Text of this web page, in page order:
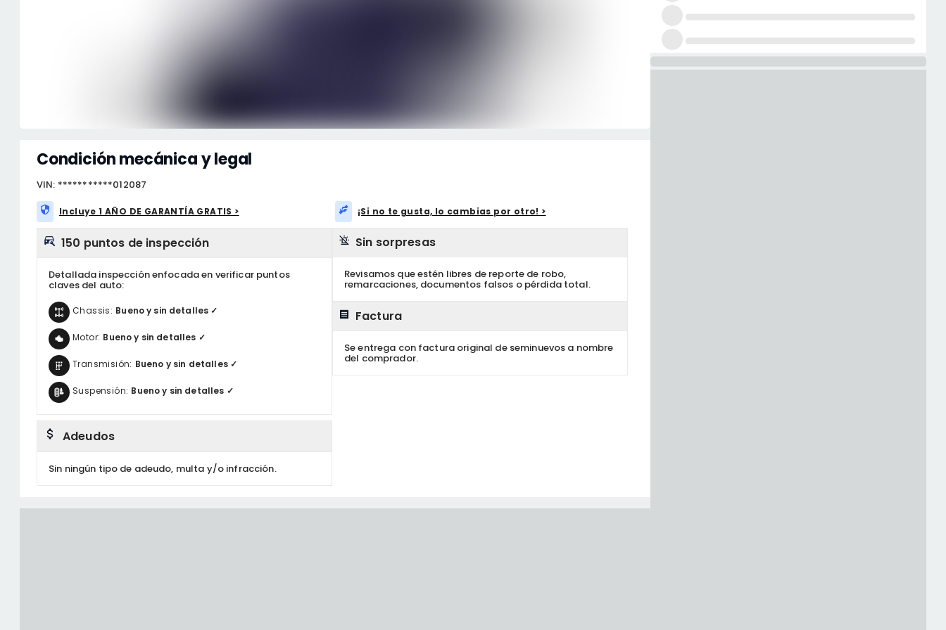
Condición mecánica y legal
VIN: ***********012087
Incluye 1 AÑO DE GARANTÍA GRATIS > ¡Si no te gusta, lo cambias por otro! >
150 puntos de inspección
Detallada inspección enfocada en verificar puntos
claves del auto:
Chassis: Bueno y sin detalles ✓
Motor: Bueno y sin detalles ✓
Transmisión: Bueno y sin detalles ✓
Suspensión: Bueno y sin detalles ✓
Adeudos
Sin ningún tipo de adeudo, multa y/o infracción.
Sin sorpresas
Revisamos que estén libres de reporte de robo,
remarcaciones, documentos falsos o pérdida total.
Factura
Se entrega con factura original de seminuevos a nombre
del comprador.